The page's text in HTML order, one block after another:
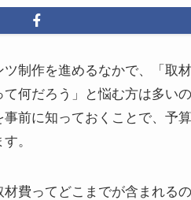
制作を進めるなかで、「取
何だろう」と悩む方は多い
前に知っておくことで、予
。
材費ってどこまでが含まれる